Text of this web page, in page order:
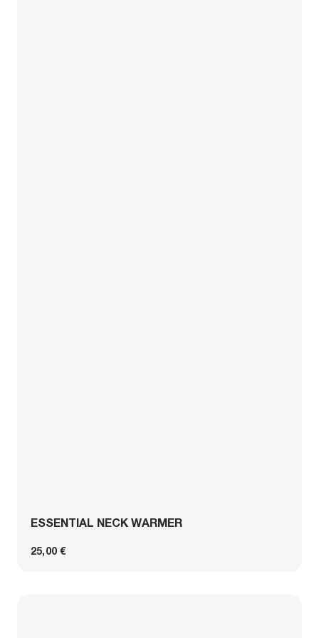
ESSENTIAL NECK WARMER
25,00 €